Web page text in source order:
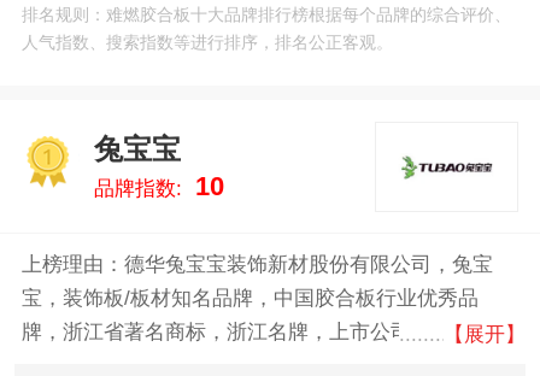
最真实的数据告诉您难燃胶合板什么牌子好，供您参
考。
排名规则：难燃胶合板十大品牌排行榜根据每个品牌的综合评价、
人气指数、搜索指数等进行排序，排名公正客观。
兔宝宝
品牌指数: 10
上榜理由：德华兔宝宝装饰新材股份有限公司，兔宝
宝，装饰板/板材知名品牌，中国胶合板行业优秀品
牌，浙江省著名商标，浙江名牌，上市公司，中国贴面
【展开】